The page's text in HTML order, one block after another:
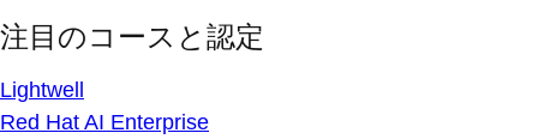
注目のコースと認定
Lightwell
Red Hat AI Enterprise